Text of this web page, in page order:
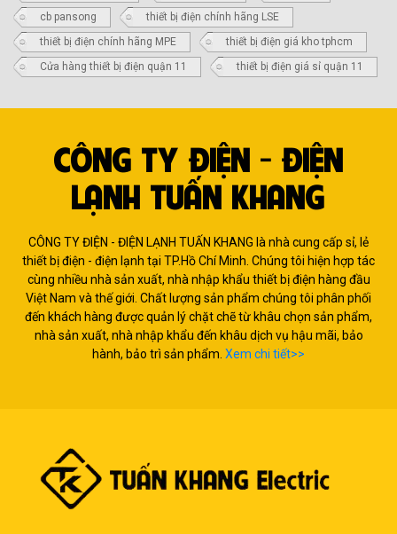
cb pansong
thiết bị điện chính hãng LSE
thiết bị điện chính hãng MPE
thiết bị điện giá kho tphcm
Cửa hàng thiết bị điện quận 11
thiết bị điện giá sỉ quận 11
CÔNG TY ĐIỆN - ĐIỆN
LẠNH TUẤN KHANG
CÔNG TY ĐIỆN - ĐIỆN LẠNH TUẤN KHANG là nhà cung cấp sỉ, lẻ
thiết bị điện - điện lạnh tại TP.Hồ Chí Minh. Chúng tôi hiện hợp tác
cùng nhiều nhà sản xuất, nhà nhập khẩu thiết bị điện hàng đầu
Việt Nam và thế giới. Chất lượng sản phẩm chúng tôi phân phối
đến khách hàng được quản lý chặt chẽ từ khâu chọn sản phẩm,
nhà sản xuất, nhà nhập khẩu đến khâu dịch vụ hậu mãi, bảo
hành, bảo trì sản phẩm. Xem chi tiết>>